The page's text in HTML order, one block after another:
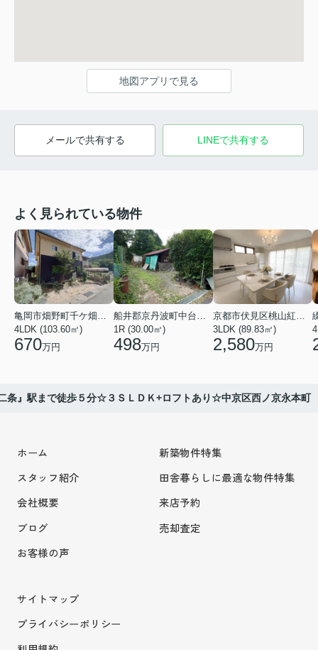
地図アプリで見る
メールで共有する LINEで共有する
よく見られている物件
4LDK (103.60㎡)
670万円
1R (30.00㎡)
498万円
3LDK (89.83㎡)
2,580万円
条』駅まで徒歩５分☆３ＳＬＤＫ+ロフトあり☆中京区西ノ京永本町
ホーム
スタッフ紹介
会社概要
ブログ
お客様の声
新築物件特集
田舎暮らしに最適な物件特集
来店予約
売却査定
サイトマップ
プライバシーポリシー